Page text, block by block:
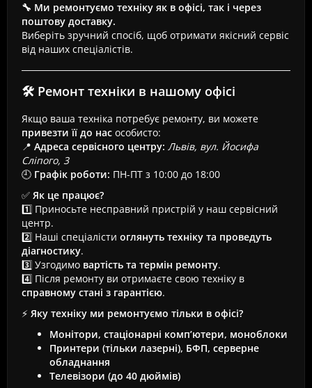
🔧 Ми ремонтуємо техніку як в офісі, так і через
поштову доставку.
Виберіть зручний спосіб, щоб отримати якісний сервіс
від наших спеціалістів.
🛠 Ремонт техніки в нашому офісі
Якщо ваша техніка потребує ремонту, ви можете
привезти її до нас особисто:
📍 Адреса сервісного центру: Львів, вул. Йосифа
Сліпого, 3
🕘 Графік роботи: ПН-ПТ з 10:00 до 18:00
✅ Як це працює?
1️⃣ Приносьте несправний пристрій у наш сервісний
центр.
2️⃣ Наші спеціалісти оглянуть техніку та проведуть
діагностику.
3️⃣ Узгодимо вартість та термін ремонту.
4️⃣ Після ремонту ви отримаєте свою техніку в
справному стані з гарантією.
⚡ Яку техніку ми ремонтуємо тільки в офісі?
Монітори, стаціонарні комп’ютери, моноблоки
Принтери (тільки лазерні), БФП, серверне
обладнання
Телевізори (до 40 дюймів)